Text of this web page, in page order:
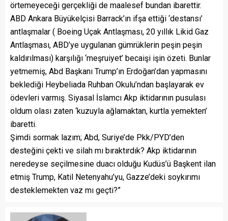
örtemeyeceği gerçekliği de maalesef bundan ibarettir.
ABD Ankara Büyükelçisi Barrack’ın ifşa ettiği ‘destansı’
antlaşmalar ( Boeing Uçak Antlaşması, 20 yıllık Likid Gaz
Antlaşması, ABD’ye uygulanan gümrüklerin peşin peşin
kaldırılması) karşılığı ‘meşruiyet’ becaişi işin özeti. Bunlar
yetmemiş, Abd Başkanı Trump’ın Erdoğan’dan yapmasını
beklediği Heybeliada Ruhban Okulu’ndan başlayarak ev
ödevleri varmış. Siyasal İslamcı Akp iktidarının pusulası
oldum olası zaten ‘kuzuyla ağlamaktan, kurtla yemekten’
ibaretti.
Şimdi sormak lazım; Abd, Suriye’de Pkk/PYD’den
desteğini çekti ve silah mı bıraktırdık? Akp iktidarının
neredeyse seçilmesine duacı olduğu Kudüs’ü Başkent ilan
etmiş Trump, Katil Netenyahu’yu, Gazze’deki soykırımı
desteklemekten vaz mı geçti?”